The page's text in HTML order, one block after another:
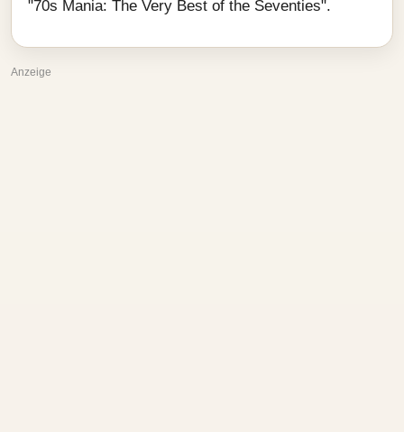
"70s Mania: The Very Best of the Seventies".
Anzeige